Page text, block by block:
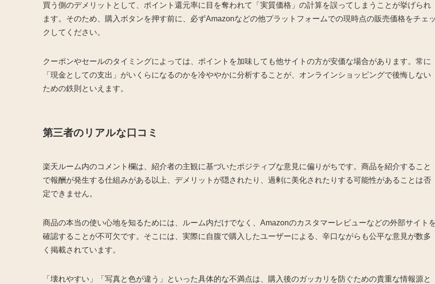
買う側のデメリットとして、ポイント還元率に目を奪われて「実質価格」の計算を誤ってしまうことが挙げられ
ます。そのため、購入ボタンを押す前に、必ずAmazonなどの他プラットフォームでの現時点の販売価格をチェ
クしてください。
クーポンやセールのタイミングによっては、ポイントを加味しても他サイトの方が安価な場合があります。常に
「現金としての支出」がいくらになるのかを冷ややかに分析することが、オンラインショッピングで後悔しない
ための鉄則といえます。
第三者のリアルな口コミ
楽天ルーム内のコメント欄は、紹介者の主観に基づいたポジティブな意見に偏りがちです。商品を紹介すること
で報酬が発生する仕組みがある以上、デメリットが隠されたり、過剰に美化されたりする可能性があることは否
定できません。
商品の本当の使い心地を知るためには、ルーム内だけでなく、Amazonのカスタマーレビューなどの外部サイト
確認することが不可欠です。そこには、実際に自腹で購入したユーザーによる、辛口ながらも公平な意見が数多
く掲載されています。
「壊れやすい」「写真と色が違う」といった具体的な不満点は、購入後のガッカリを防ぐための貴重な情報源と